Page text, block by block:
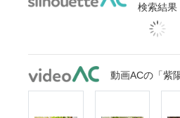
検索結果
動画ACの「紫